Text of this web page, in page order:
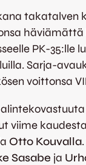
takatalven
PK-35:lle
Sarja-
voittonsa
viime
Otto Kouvalla
Sasabe ja